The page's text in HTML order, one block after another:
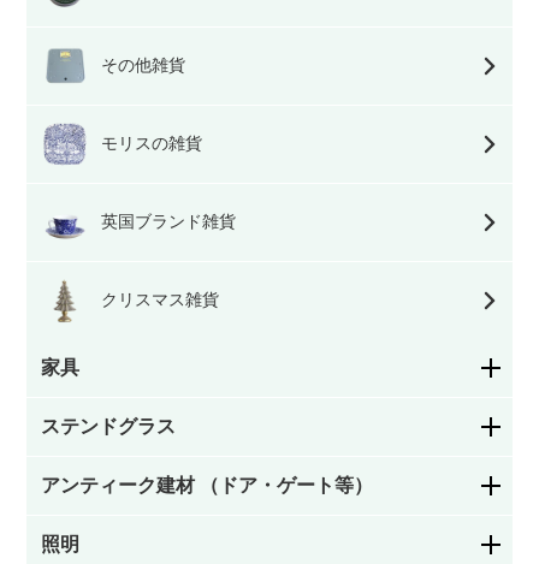
家具
ダイニングチェア・キッチンチェア
ステンドグラス
花柄
アンティーク建材 （ドア・ゲート等）
その他雑貨
モリスの雑貨
英国ブランド雑貨
クリスマス雑貨
照明